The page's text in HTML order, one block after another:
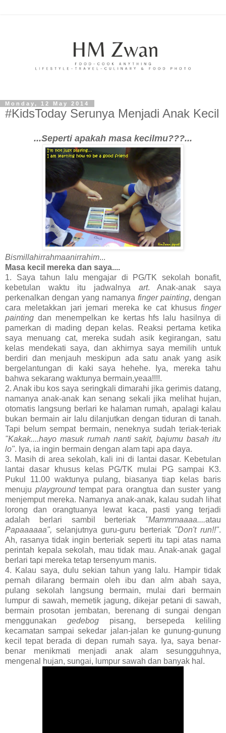
Monday, 12 May 2014
#KidsToday Serunya Menjadi Anak Kecil
...Seperti apakah masa kecilmu???...
Bismillahirrahmaanirrahim...
Masa kecil mereka dan saya....
1. Saya tahun lalu mengajar di PG/TK sekolah bonafit,
kebetulan waktu itu jadwalnya art. Anak-anak saya
perkenalkan dengan yang namanya finger painting, dengan
cara meletakkan jari jemari mereka ke cat khusus finger
painting dan menempelkan ke kertas hfs lalu hasilnya di
pamerkan di mading depan kelas. Reaksi pertama ketika
saya menuang cat, mereka sudah asik kegirangan, satu
kelas mendekati saya, dan akhirnya saya memilih untuk
berdiri dan menjauh meskipun ada satu anak yang asik
bergelantungan di kaki saya hehehe. Iya, mereka tahu
bahwa sekarang waktunya bermain,yeaa!!!!.
2. Anak ibu kos saya seringkali dimarahi jika gerimis datang,
namanya anak-anak kan senang sekali jika melihat hujan,
otomatis langsung berlari ke halaman rumah, apalagi kalau
bukan bermain air lalu dilanjutkan dengan tiduran di tanah.
Tapi belum sempat bermain, neneknya sudah teriak-teriak
"Kakak....hayo masuk rumah nanti sakit, bajumu basah itu
lo". Iya, ia ingin bermain dengan alam tapi apa daya.
3. Masih di area sekolah, kali ini di lantai dasar. Kebetulan
lantai dasar khusus kelas PG/TK mulai PG sampai K3.
Pukul 11.00 waktunya pulang, biasanya tiap kelas baris
menuju playgroundtempat para orangtua dan suster yang
menjemput mereka. Namanya anak-anak, kalau sudah lihat
lorong dan orangtuanya lewat kaca, pasti yang terjadi
adalah berlari sambil berteriak "Mammmaaaa....atau
Papaaaaaa", selanjutnya guru-guru berteriak "Don't run!!".
Ah, rasanya tidak ingin berteriak seperti itu tapi atas nama
perintah kepala sekolah, mau tidak mau. Anak-anak gagal
berlari tapi mereka tetap tersenyum manis.
4. Kalau saya, dulu sekian tahun yang lalu. Hampir tidak
pernah dilarang bermain oleh ibu dan alm abah saya,
pulang sekolah langsung bermain, mulai dari bermain
lumpur di sawah, memetik jagung, dikejar petani di sawah,
bermain prosotan jembatan, berenang di sungai dengan
menggunakan gedebog pisang, bersepeda keliling
kecamatan sampai sekedar jalan-jalan ke gunung-gunung
kecil tepat berada di depan rumah saya. Iya, saya benar-
benar menikmati menjadi anak alam sesungguhnya,
mengenal hujan, sungai, lumpur sawah dan banyak hal.